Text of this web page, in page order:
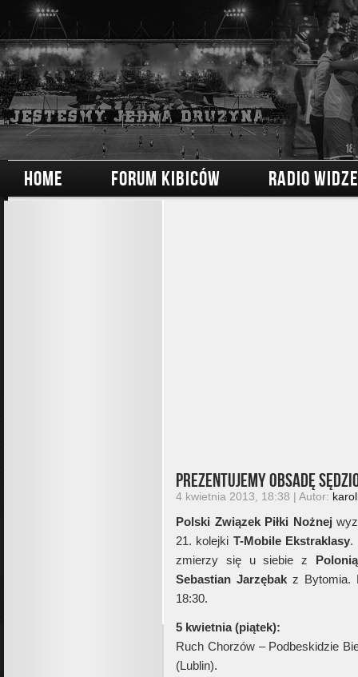
HOME FORUM KIBICÓW RADIO
Prezentujemy obsadę
4 kwietnia 2013, 18:38 | Autor:
Polski Związek Piłki Nożnej
21. kolejki T-Mobile Ekstraklasy.
zmierzy się u siebie z
Sebastian Jarzębakz Bytomia.
18:30.
5 kwietnia (piątek):
Ruch Chorzów – Podbeskidzie
(Lublin).